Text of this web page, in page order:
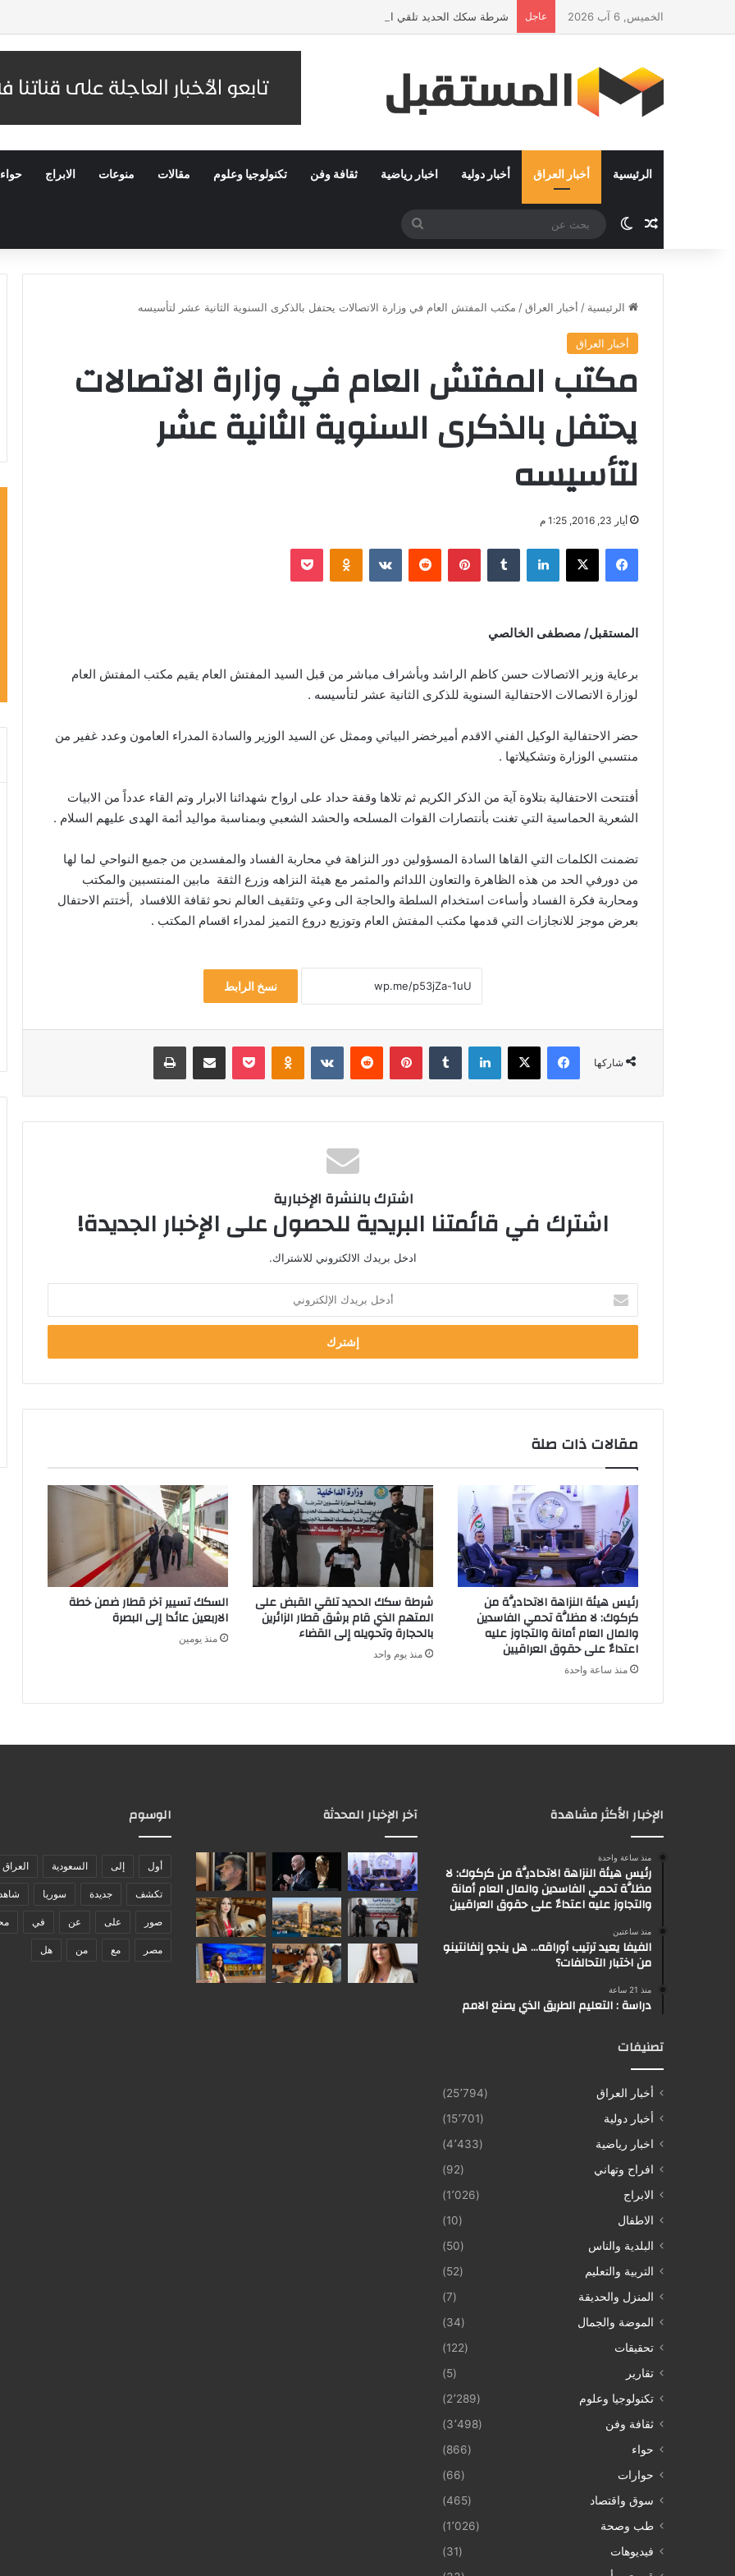
الخميس, 6 آب 2026 عاجل شرطة سكك الحديد تلقي القبض على المتهم الذي قام برشق قطار الزائرين بالحجارة وتحويله إلى القضاء
الرئيسية أخبار العراق أخبار دولية اخبار رياضية ثقافة وفن تكنولوجيا وعلوم مقالات منوعات الابراج حواء
مقال عشوائي
الوضع المظلم
عن
الرئيسية / أخبار العراق/ مكتب المفتش العام في وزارة الاتصالات يحتفل بالذكرى السنوية الثانية عشر لتأسيسه
أخبار العراق
مكتب المفتش العام في وزارة الاتصالات
يحتفل بالذكرى السنوية الثانية عشر
لتأسيسه
أيار 23, 2016, 1:25 م
فيسبوك لينكدإن بينتيريست
المستقبل/ مصطفى الخالصي
برعاية وزير الاتصالات حسن كاظم الراشد وبأشراف مباشر من قبل السيد المفتش العام يقيم مكتب المفتش العام
لوزارة الاتصالات الاحتفالية السنوية للذكرى الثانية عشر لتأسيسه .
حضر الاحتفالية الوكيل الفني الاقدم أميرخضر البياتي وممثل عن السيد الوزير والسادة المدراء العامون وعدد غفير من
منتسبي الوزارة وتشكيلاتها .
أفتتحت الاحتفالية بتلاوة آية من الذكر الكريم ثم تلاها وقفة حداد على ارواح شهدائنا الابرار وتم القاء عدداً من الابيات
الشعرية الحماسية التي تغنت بأنتصارات القوات المسلحه والحشد الشعبي وبمناسبة مواليد أئمة الهدى عليهم السلام .
تضمنت الكلمات التي القاها السادة المسؤولين دور النزاهة في محاربة الفساد والمفسدين من جميع النواحي لما لها
من دورفي الحد من هذه الظاهرة والتعاون اللدائم والمثمر مع هيئة النزاهه وزرع الثقة مابين المنتسبين والمكتب
ومحاربة فكرة الفساد وأساءت استخدام السلطة والحاجة الى وعي وتثقيف العالم نحو ثقافة اللافساد ,أختتم الاحتفال
بعرض موجز للانجازات التي قدمها مكتب المفتش العام وتوزيع دروع التميز لمدراء اقسام المكتب .
نسخ الرابط
شاركها
فيسبوك لينكدإن بينتيريست
اشترك بالنشرة الإخبارية
اشترك في قائمتنا البريدية للحصول على الإخبار الجديدة!
ادخل بريدك الالكتروني للاشتراك.
خ
ب
د
ا
ر
و
ن
ي
مقالات ذات صلة
رئيس هيئة النزاهة الاتحاديَّة من
كركوك: لا مظلَّة تحمي الفاسدين
والمال العام أمانة والتجاوز عليه
اعتداءٌ على حقوق العراقيين
منذ ساعة واحدة
شرطة سكك الحديد تلقي القبض على
المتهم الذي قام برشق قطار الزائرين
بالحجارة وتحويله إلى القضاء
منذ يوم واحد
السكك تسيير آخر قطار ضمن خطة
الاربعين عائدا إلى البصرة
منذ يومين
الإخبار الأكثر مشاهدة
منذ ساعة واحدة
رئيس هيئة النزاهة الاتحاديَّة من كركوك: لا
مظلَّة تحمي الفاسدين والمال العام أمانة
والتجاوز عليه اعتداءٌ على حقوق العراقيين
منذ ساعتين
الفيفا يعيد ترتيب أوراقه… هل ينجو إنفانتينو
من اختبار التحالفات؟
منذ 21 ساعة
دراسة : التعليم الطريق الذي يصنع الامم
تصنيفات
أخبار العراق
(25٬794)
أخبار دولية
(15٬701)
اخبار رياضية
(4٬433)
افراح وتهاني
(92)
الابراج
(1٬026)
الاطفال
(10)
البلدية والناس
(50)
التربية والتعليم
(52)
المنزل والحديقة
(7)
الموضة والجمال
(34)
تحقيقات
(122)
تقارير
(5)
تكنولوجيا وعلوم
(2٬289)
ثقافة وفن
(3٬498)
حواء
(866)
حوارات
(66)
سوق واقتصاد
(465)
طب وصحة
(1٬026)
فيديوهات
(31)
آخر الإخبار المحدثة الوسوم
أول إلى السعودية العراق
تكشف جديدة سوريا شاهد
صور على عن في
مصر مع من هل